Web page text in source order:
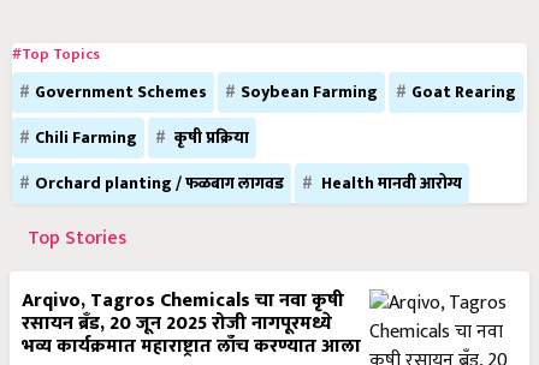
#Top Topics
Government Schemes Soybean Farming
Goat Rearing
Chili Farming
कृषी प्रक्रिया
Orchard planting / फळबाग लागवड
Health मानवी आरोग्य
Top Stories
Arqivo, Tagros Chemicals चा नवा कृषी
रसायन ब्रँड, 20 जून 2025 रोजी नागपूरमध्ये
भव्य कार्यक्रमात महाराष्ट्रात लाँच करण्यात आला